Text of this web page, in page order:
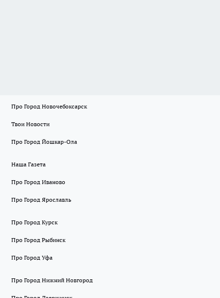
Про Город Новочебоксарск
Твои Новости
Про Город Йошкар-Ола
Наша Газета
Про Город Иваново
Про Город Ярославль
Про Город Курск
Про Город Рыбинск
Про Город Уфа
Про Город Нижний Новгород